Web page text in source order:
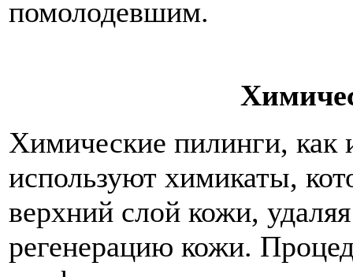
помолодевшим.
Химические пилинги, как
используют химикаты,
верхний слой кожи,
регенерацию кожи.